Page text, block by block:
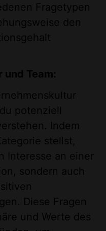
Fragetypen
den
und Team:
potenziell
Indem
stellst,
Interesse an einer
sondern auch
Diese Fragen
und Werte des